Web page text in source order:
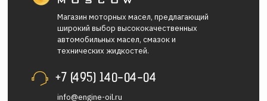
Магазин моторных масел, предлагающий
широкий выбор высококачественных
автомобильных масел, смазок и
технических жидкостей.
+7 (495) 140-04-04
info@engine-oil.ru